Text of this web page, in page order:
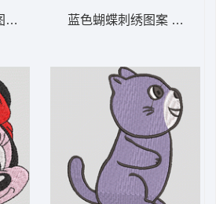
案 米妮 16-DST格式蓝色蝴蝶刺绣图案 蓝色蝴